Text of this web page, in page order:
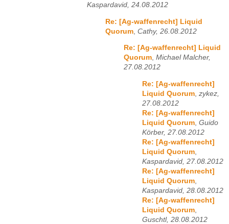
Kaspardavid, 24.08.2012
Re: [Ag-waffenrecht] Liquid
Quorum Cathy, 26.08.2012
Re: [Ag-waffenrecht] Liquid
Quorum, Michael Malcher,
27.08.2012
Re: [Ag-waffenrecht]
Liquid Quorum zykez,
27.08.2012
Re: [Ag-waffenrecht]
Liquid Quorum Guido
Körber, 27.08.2012
Re: [Ag-waffenrecht]
Liquid Quorum
Kaspardavid, 27.08.2012
Re: [Ag-waffenrecht]
Liquid Quorum
Kaspardavid, 28.08.2012
Re: [Ag-waffenrecht]
Liquid Quorum
Guschtl, 28.08.2012